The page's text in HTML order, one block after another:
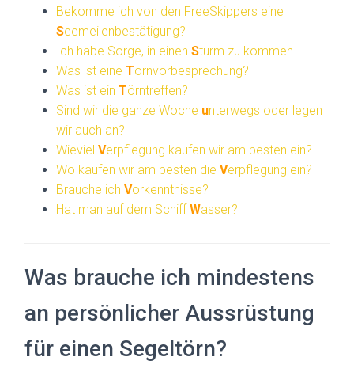
Bekomme ich von den FreeSkippers eine
Seemeilenbestätigung?
Ich habe Sorge, in einen Sturm zu kommen.
Was ist eine Törnvorbesprechung?
Was ist ein Törntreffen?
Sind wir die ganze Woche unterwegs oder legen
wir auch an?
Wieviel Verpflegung kaufen wir am besten ein?
Wo kaufen wir am besten die Verpflegung ein?
Brauche ich Vorkenntnisse?
Hat man auf dem SchiffWasser?
Was brauche ich mindestens
an persönlicher Aussrüstung
für einen Segeltörn?